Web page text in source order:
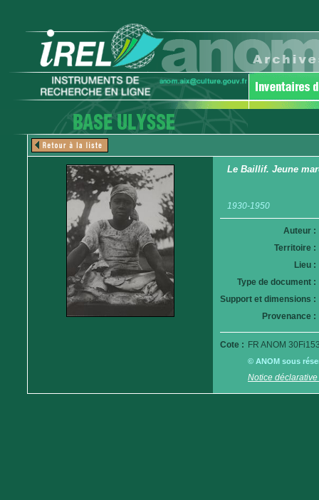
Le Baillif. Jeune
1930-1950
Auteur :
Territoire :
Lieu :
Type de document :
Support et dimensions :
Provenance :
Cote : FR ANOM
© ANOM sous
Notice